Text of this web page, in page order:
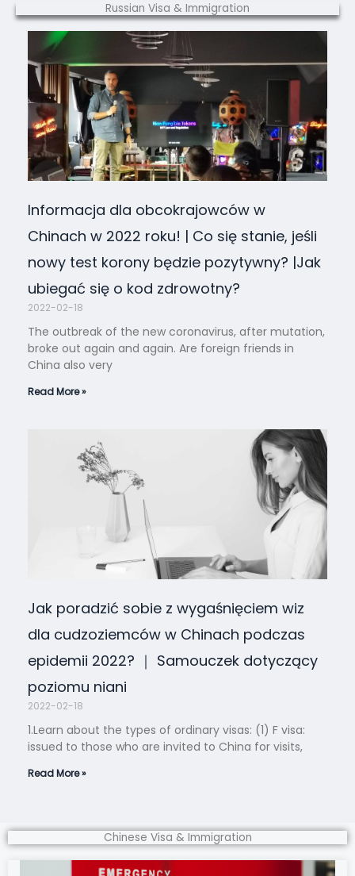
Russian Visa & Immigration
Informacja dla obcokrajowców w
Chinach w 2022 roku! | Co się stanie, jeśli
nowy test korony będzie pozytywny? |Jak
ubiegać się o kod zdrowotny?
2022-02-18
The outbreak of the new coronavirus, after mutation,
broke out again and again. Are foreign friends in
China also very
Read More »
Jak poradzić sobie z wygaśnięciem wiz
dla cudzoziemców w Chinach podczas
epidemii 2022? ｜ Samouczek dotyczący
poziomu niani
2022-02-18
1.Learn about the types of ordinary visas: (1) F visa:
issued to those who are invited to China for visits,
Read More »
Chinese Visa & Immigration